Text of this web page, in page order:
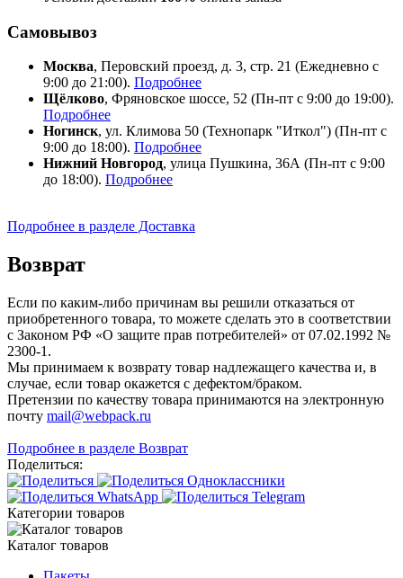
Самовывоз
Москва, Перовский проезд, д. 3, стр. 21 (Ежедневно с
9:00 до 21:00). Подробнее
Щёлково, Фряновское шоссе, 52 (Пн-пт с 9:00 до 19:00).
Подробнее
Ногинск, ул. Климова 50 (​Технопарк "Иткол") (Пн-пт с
9:00 до 18:00). Подробнее
Нижний Новгород, улица Пушкина, 36А (Пн-пт с 9:00
до 18:00). Подробнее
Подробнее в разделе Доставка
Возврат
Если по каким-либо причинам вы решили отказаться от
приобретенного товара, то можете сделать это в соответствии
с Законом РФ «О защите прав потребителей» от 07.02.1992 №
2300-1.
Мы принимаем к возврату товар надлежащего качества и, в
случае, если товар окажется с дефектом/браком.
Претензии по качеству товара принимаются на электронную
почту mail@webpack.ru
Подробнее в разделе Возврат
Поделиться:
Категории товаров
Каталог товаров